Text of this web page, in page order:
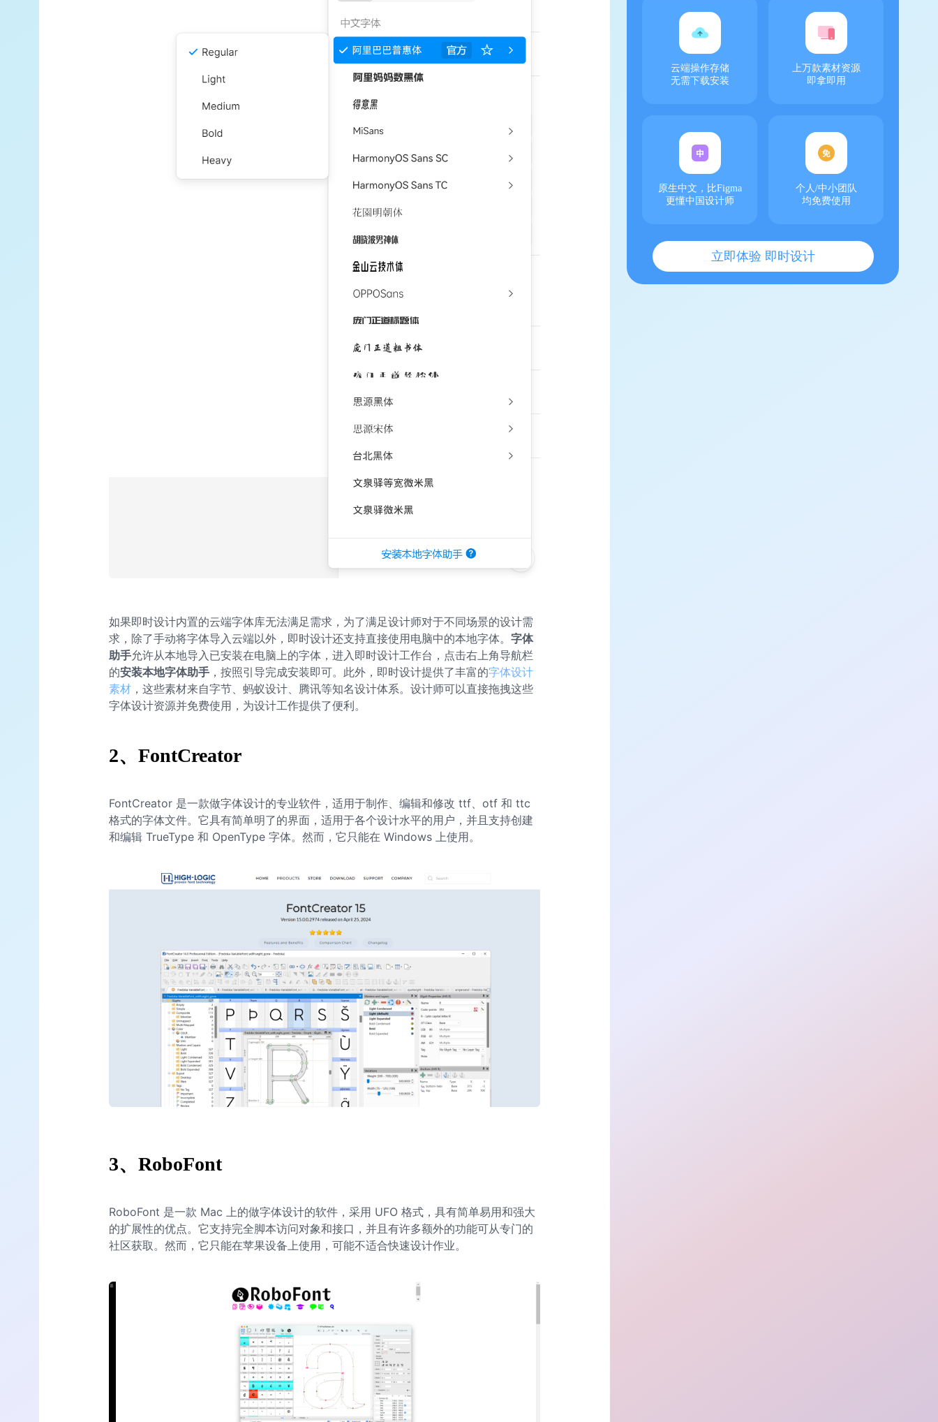
如果即时设计内置的云端字体库无法满足需求，为了满足设计师对于不同场景的设计需
求，除了手动将字体导入云端以外，即时设计还支持直接使用电脑中的本地字体。 字体
助手允许从本地导入已安装在电脑上的字体，进入即时设计工作台，点击右上角导航栏
的安装本地字体助手 ，按照引导完成安装即可。此外，即时设计提供了丰富的字体设计
素材 ，这些素材来自字节、蚂蚁设计、腾讯等知名设计体系。设计师可以直接拖拽这些
字体设计资源并免费使用，为设计工作提供了便利。
2、FontCreator
FontCreator 是一款做字体设计的专业软件，适用于制作、编辑和修改 ttf、otf 和 ttc
格式的字体文件。它具有简单明了的界面，适用于各个设计水平的用户，并且支持创建
和编辑 TrueType 和 OpenType 字体。然而，它只能在 Windows 上使用。
3、RoboFont
RoboFont 是一款 Mac 上的做字体设计的软件，采用 UFO 格式，具有简单易用和强大
的扩展性的优点。它支持完全脚本访问对象和接口，并且有许多额外的功能可从专门的
社区获取。然而，它只能在苹果设备上使用，可能不适合快速设计作业。
云端操作存储
无需下载安装
上万款素材资源
即拿即用
原生中文，比Figma
更懂中国设计师
个人/中小团队
均免费使用
立即体验 即时设计